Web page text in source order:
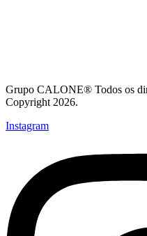
Grupo CALONE® Todos os
Copyright 2026.
Instagram